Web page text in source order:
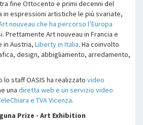
fine Ottocento e primi decenni del
in espressioni artistiche le più svariate,
nouveau che ha percorso l’Europa
Prettamente Art nouveau in Francia e
in Austria, Liberty in Italia. Ha coinvolto
design, abbigliamento, arredamento,
staff OASIS ha realizzato video
una diretta web e un servizio video
e TVA Vicenza.
Prize - Art Exhibition